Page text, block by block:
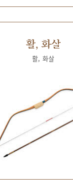
활, 화살
활, 화살